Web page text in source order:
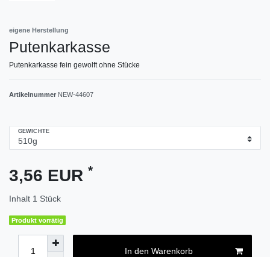
eigene Herstellung
Putenkarkasse
Putenkarkasse fein gewolft ohne Stücke
Artikelnummer NEW-44607
GEWICHTE
3,56 EUR *
Inhalt 1 Stück
Produkt vorrätig
In den Warenkorb